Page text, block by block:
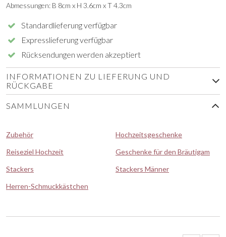
Abmessungen: B 8cm x H 3.6cm x T 4.3cm
Standardlieferung verfügbar
Expresslieferung verfügbar
Rücksendungen werden akzeptiert
INFORMATIONEN ZU LIEFERUNG UND
RÜCKGABE
SAMMLUNGEN
Zubehör
Hochzeitsgeschenke
Reiseziel Hochzeit
Geschenke für den Bräutigam
Stackers
Stackers Männer
Herren-Schmuckkästchen